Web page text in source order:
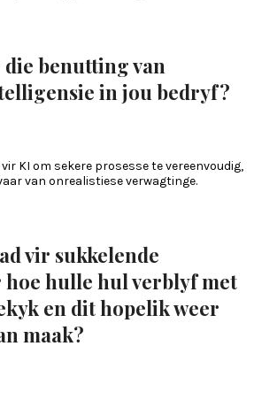
benutting van
in jou bedryf?
KI om sekere prosesse te vereenvoudig,
van onrealistiese verwagtinge.
vir sukkelende
hoe hulle hul verblyf met
en dit hopelik weer
maak?